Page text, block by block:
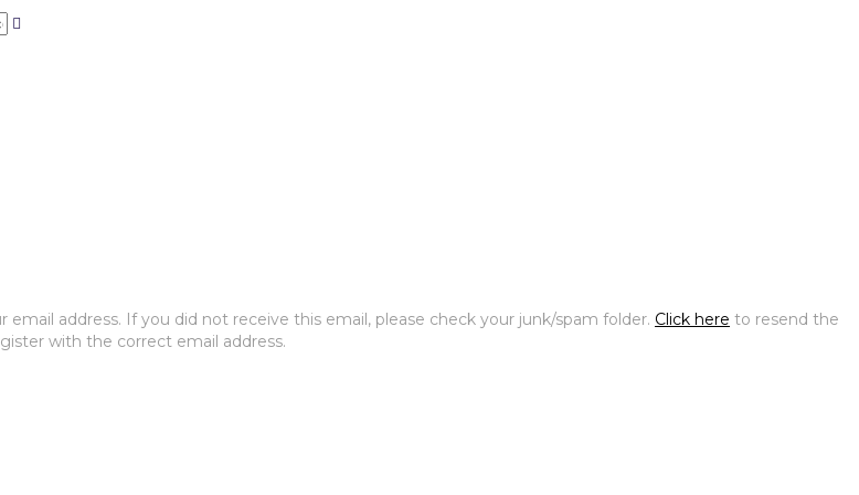
address. If you did not receive this email, please check your junk/spam folder. Click here to resend the
with the correct email address.